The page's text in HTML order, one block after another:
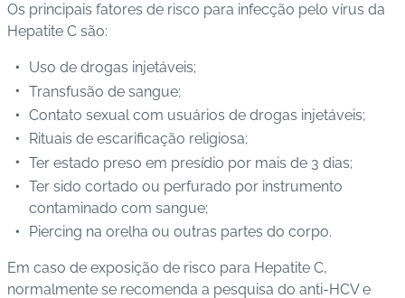
t
o
x
e
o
A
P
P
Os principais fatores de risco para infecção pelo vírus da
Hepatite C são:
Uso de drogas injetáveis;
Transfusão de sangue;
Contato sexual com usuários de drogas injetáveis;
Rituais de escarificação religiosa;
Ter estado preso em presídio por mais de 3 dias;
Ter sido cortado ou perfurado por instrumento
contaminado com sangue;
Piercing na orelha ou outras partes do corpo.
Em caso de exposição de risco para Hepatite C,
normalmente se recomenda a pesquisa do anti-HCV e